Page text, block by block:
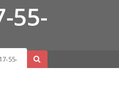
55-
55-